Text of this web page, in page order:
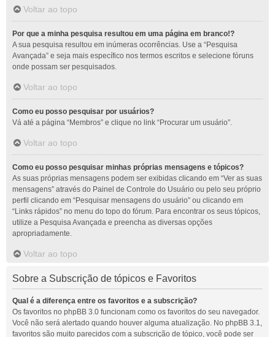
Voltar ao topo
Por que a minha pesquisa resultou em uma página em branco!?
A sua pesquisa resultou em inúmeras ocorrências. Use a “Pesquisa
Avançada” e seja mais específico nos termos escritos e selecione fóruns
onde possam ser pesquisados.
Voltar ao topo
Como eu posso pesquisar por usuários?
Vá até a página “Membros” e clique no link “Procurar um usuário”.
Voltar ao topo
Como eu posso pesquisar minhas próprias mensagens e tópicos?
As suas próprias mensagens podem ser exibidas clicando em “Ver as suas
mensagens” através do Painel de Controle do Usuário ou pelo seu próprio
perfil clicando em “Pesquisar mensagens do usuário” ou clicando em
“Links rápidos” no menu do topo do fórum. Para encontrar os seus tópicos,
utilize a Pesquisa Avançada e preencha as diversas opções
apropriadamente.
Voltar ao topo
Sobre a Subscrição de tópicos e Favoritos
Qual é a diferença entre os favoritos e a subscrição?
Os favoritos no phpBB 3.0 funcionam como os favoritos do seu navegador.
Você não será alertado quando houver alguma atualização. No phpBB 3.1,
favoritos são muito parecidos com a subscrição de tópico, você pode ser